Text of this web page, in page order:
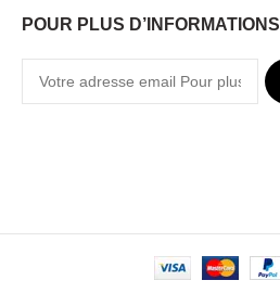
POUR PLUS D’INFORMATIONS